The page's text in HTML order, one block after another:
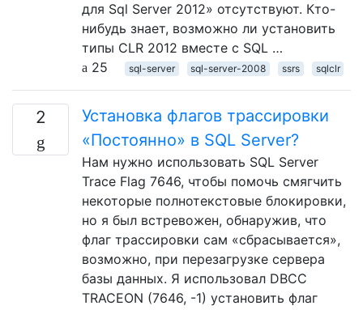
для Sql Server 2012» отсутствуют. Кто-
нибудь знает, возможно ли установить
типы CLR 2012 вместе с SQL …
25
sql-server sql-server-2008 ssrs sqlclr
2
Установка флагов трассировки
«Постоянно» в SQL Server?
Нам нужно использовать SQL Server
Trace Flag 7646, чтобы помочь смягчить
некоторые полнотекстовые блокировки,
но я был встревожен, обнаружив, что
флаг трассировки сам «сбрасывается»,
возможно, при перезагрузке сервера
базы данных. Я использовал DBCC
TRACEON (7646, -1) установить флаг